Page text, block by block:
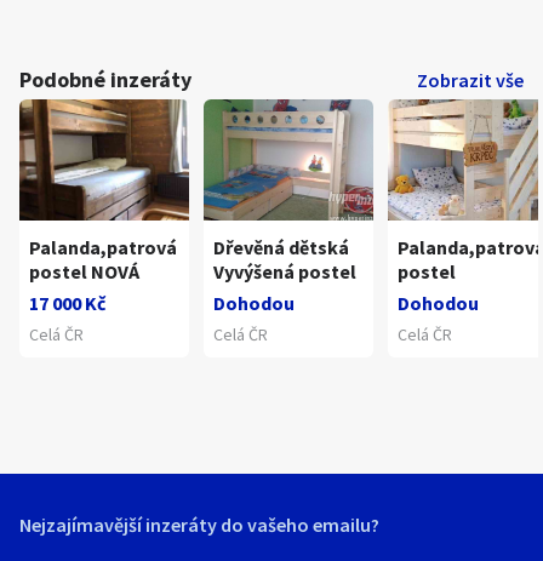
Podobné inzeráty Zobrazit vše
Palanda,patrová
postel NOVÁ
17 000 Kč
Celá ČR
Dřevěná dětská
Vyvýšená postel
Dohodou
Celá ČR
postel
Dohodou
Celá ČR
Nejzajímavější inzeráty do vašeho emailu?